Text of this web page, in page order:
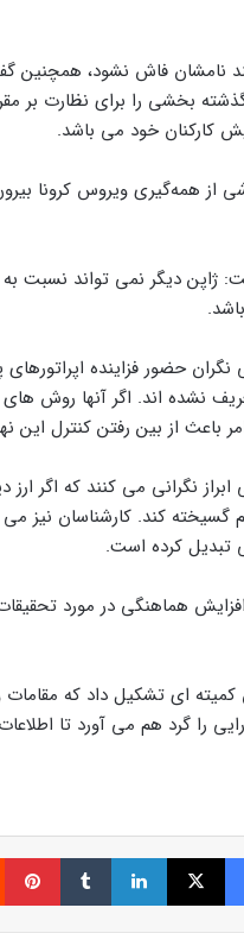
بخشی را برای نظارت بر
کارکنان خود می باشد.
از همه‌گیری ویروس کرونا
ژاپن دیگر نمی تواند نسبت
نگران حضور فزاینده
نشده اند. اگر آنها روش
باعث از بین رفتن کنترل
ابراز نگرانی می کنند که
کند. کارشناسان نیز می
تبدیل کرده است.
هماهنگی در مورد
کمیته ای تشکیل داد که
را گرد هم می آورد تا
فیسبوک ایکس لینکداین تامبلر